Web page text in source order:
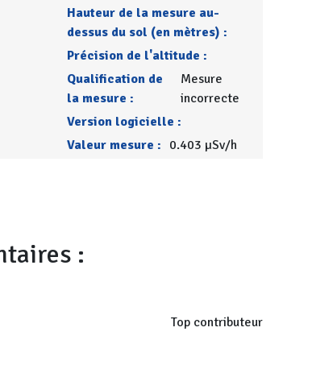
Hauteur de la mesure au-
dessus du sol (en mètres) :
Précision de l'altitude :
Qualification de
la mesure :
Mesure
incorrecte
Version logicielle :
Valeur mesure : 0.403 µSv/h
:
Top contributeur